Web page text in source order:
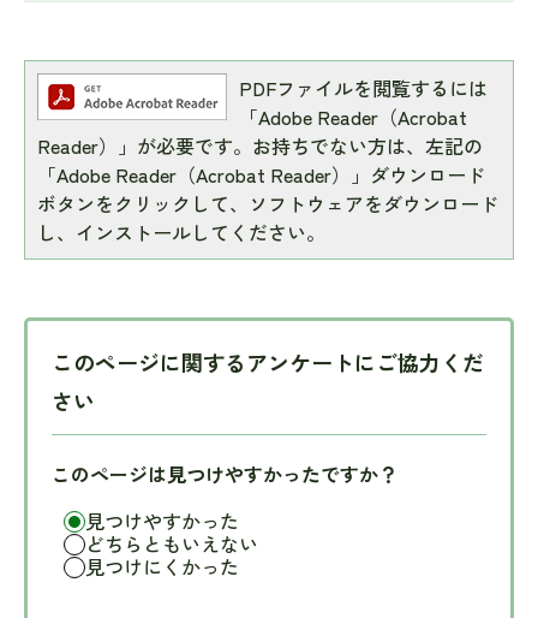
PDFファイルを閲覧するには
「Adobe Reader（Acrobat
Reader）」が必要です。お持ちでない方は、左記の
「Adobe Reader（Acrobat Reader）」ダウンロード
ボタンをクリックして、ソフトウェアをダウンロード
し、インストールしてください。
このページに関するアンケートにご協力くだ
さい
このページは見つけやすかったですか？
見つけやすかった
どちらともいえない
見つけにくかった